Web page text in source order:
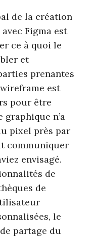
de la création
Figma est
ce à quoi le
et
prenantes
est
pour être
n’a
pixel près par
communiquer
envisagé.
de
de
le
partage du